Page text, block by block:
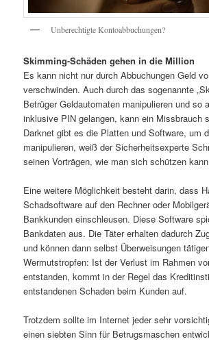
Unberechtigte Kontoabbuchungen?
Skimming-Schäden gehen in die Million
Es kann nicht nur durch Abbuchungen Geld
verschwinden. Auch durch das sogenannte
Betrüger Geldautomaten manipulieren und so
inklusive PIN gelangen, kann ein Missbrauch
Darknet gibt es die Platten und Software, um
manipulieren, weiß der Sicherheitsexperte
seinen Vorträgen, wie man sich schützen
Eine weitere Möglichkeit besteht darin, dass
Schadsoftware auf den Rechner oder
Bankkunden einschleusen. Diese Software
Bankdaten aus. Die Täter erhalten dadurch
und können dann selbst Überweisungen
Wermutstropfen: Ist der Verlust im Rahmen
entstanden, kommt in der Regel das
entstandenen Schaden beim Kunden auf.
Trotzdem sollte im Internet jeder sehr
einen siebten Sinn für Betrugsmaschen